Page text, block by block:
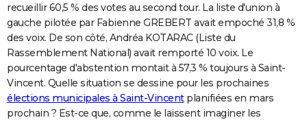
FORUM
Bricolage
Lifestyle
Culture
Sport
Auto
Television
Voyage
Cinema
recueillir 60,5 % des votes au second tour. La liste d'union à
gauche pilotée par Fabienne GREBERT avait empoché 31,8 %
des voix. De son côté, Andréa KOTARAC (Liste du
Rassemblement National) avait remporté 10 voix. Le
pourcentage d'abstention montait à 57,3 % toujours à Saint-
Vincent. Quelle situation se dessine pour les prochaines
élections municipales à Saint-Vincentplanifiées en mars
prochain ? Est-ce que, comme le laissent imaginer les